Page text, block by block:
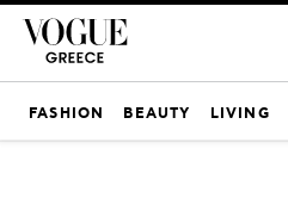
FASHION BEAUTY LIVING